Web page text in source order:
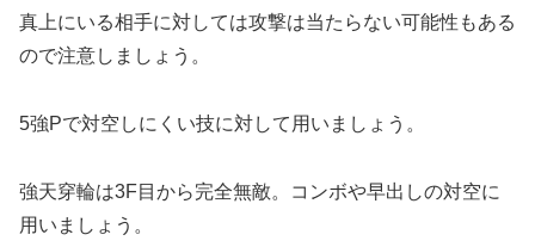
真上にいる相手に対しては攻撃は当たらない可能性もある
ので注意しましょう。
5強Pで対空しにくい技に対して用いましょう。
強天穿輪は3F目から完全無敵。コンボや早出しの対空に
用いましょう。